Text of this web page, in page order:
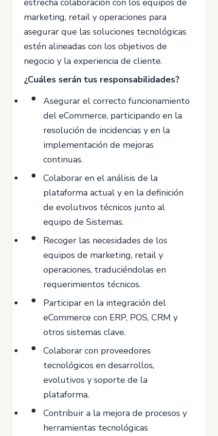
estrecha colaboración con los equipos de
marketing, retail y operaciones para
asegurar que las soluciones tecnológicas
estén alineadas con los objetivos de
negocio y la experiencia de cliente.
¿Cuáles serán tus responsabilidades?
Asegurar el correcto funcionamiento
del eCommerce, participando en la
resolución de incidencias y en la
implementación de mejoras
continuas.
Colaborar en el análisis de la
plataforma actual y en la definición
de evolutivos técnicos junto al
equipo de Sistemas.
Recoger las necesidades de los
equipos de marketing, retail y
operaciones, traduciéndolas en
requerimientos técnicos.
Participar en la integración del
eCommerce con ERP, POS, CRM y
otros sistemas clave.
Colaborar con proveedores
tecnológicos en desarrollos,
evolutivos y soporte de la
plataforma.
Contribuir a la mejora de procesos y
herramientas tecnológicas